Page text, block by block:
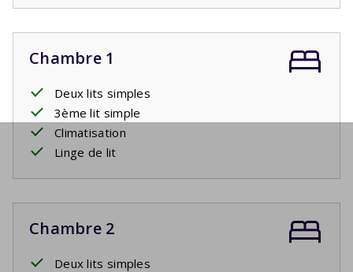
Chambre 1
Deux lits simples
3ème lit simple
Climatisation
Linge de lit
Chambre 2
Deux lits simples